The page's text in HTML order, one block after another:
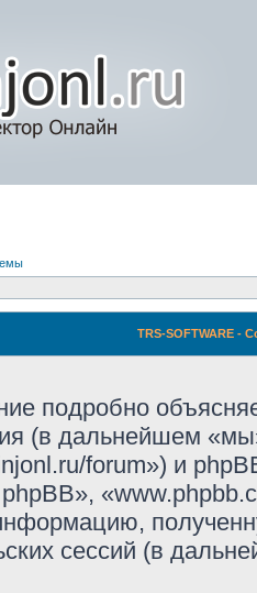
TRS-SOFTWARE -
подробно
(в дальнейшем
forum») и
сессий (в